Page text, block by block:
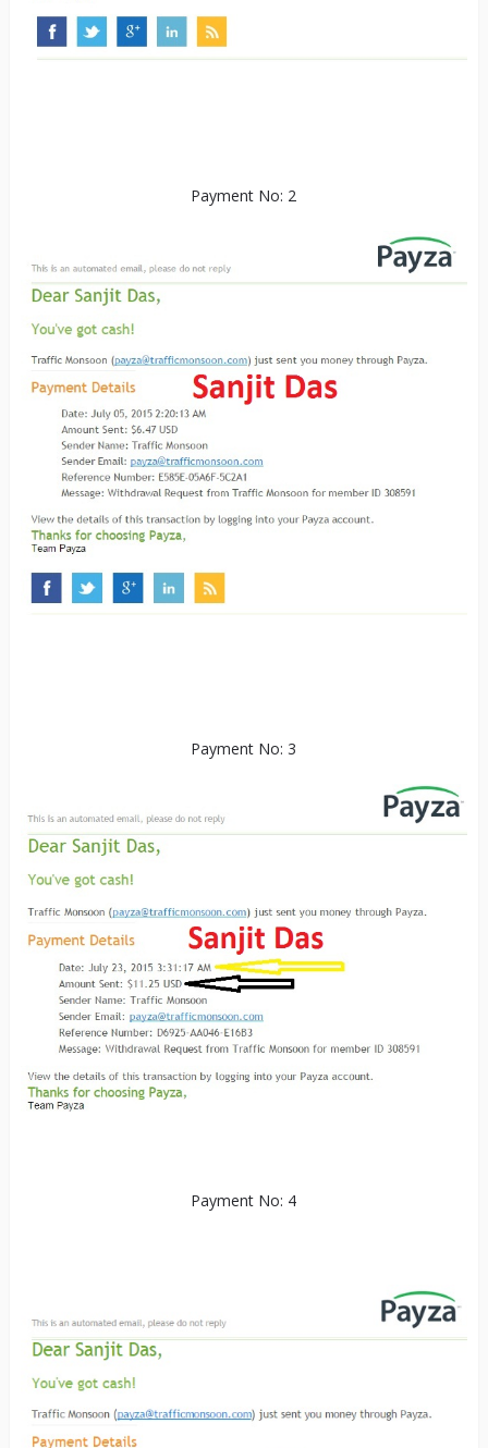
Payment No: 2
Payment No: 3
Payment No: 4